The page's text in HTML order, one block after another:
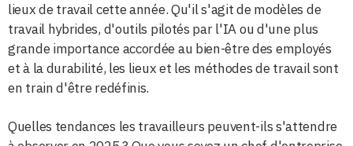
lieux de travail cette année. Qu'il s'agit de modèles de
travail hybrides, d'outils pilotés par l'IA ou d'une plus
grande importance accordée au bien-être des employés
et à la durabilité, les lieux et les méthodes de travail sont
en train d'être redéfinis.
Quelles tendances les travailleurs peuvent-ils s'attendre